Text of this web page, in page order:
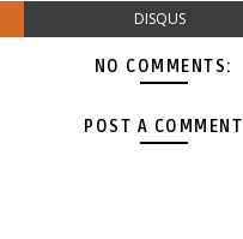
DISQUS
NO COMMENTS:
POST A COMMENT